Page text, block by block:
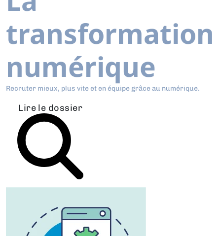
transformation
numérique
Recruter mieux, plus vite et en équipe grâce au numérique.
Lire le dossier